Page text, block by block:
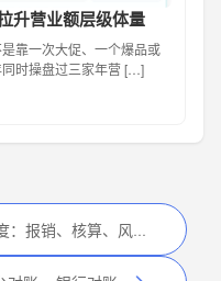
升营业额层级体量
靠一次大促、一个爆品或
时操盘过三家年营 […]
、核算、风控规范模板